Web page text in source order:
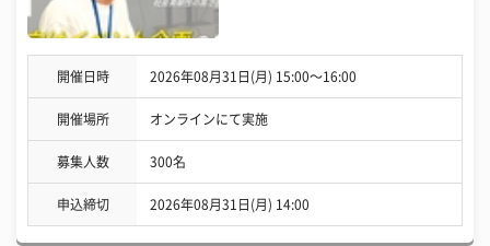
開催日時 2026年08月31日(月) 15:00〜16:00
開催場所 オンラインにて実施
募集人数 300名
申込締切 2026年08月31日(月) 14:00